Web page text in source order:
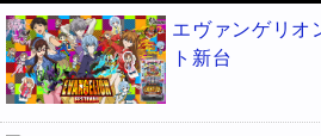
エヴァンゲリオ
ト新台